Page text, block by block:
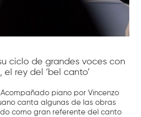
ciclo de grandes voces con
el rey del ‘bel canto’
piano por Vincenzo
canta algunas de las obras
como gran referente del canto